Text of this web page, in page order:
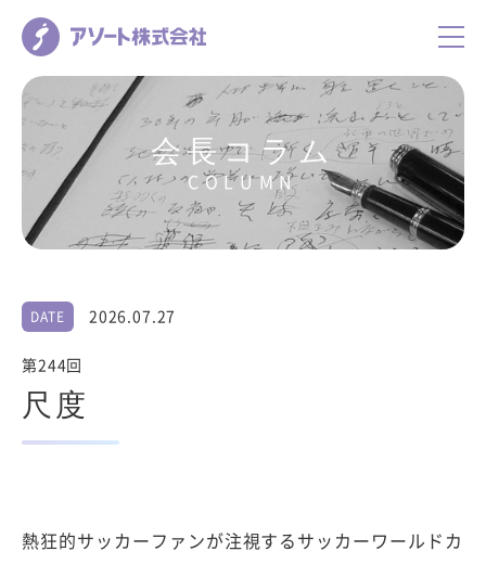
会長コラム
COLUMN
DATE 2026.07.27
第244回
尺度
熱狂的サッカーファンが注視するサッカーワールドカ